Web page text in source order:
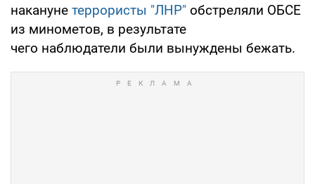
накануне террористы "ЛНР" обстреляли ОБСЕ
из минометов, в результате
чего наблюдатели были вынуждены бежать.